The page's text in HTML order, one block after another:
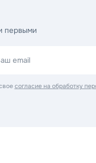
первыми
email
согласие на обработку